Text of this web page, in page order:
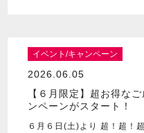
イベント/キャンペーン
2026.06.05
【６月限定】超お得な
ンペーンがスタート！
６月６日(土)より 超！超！